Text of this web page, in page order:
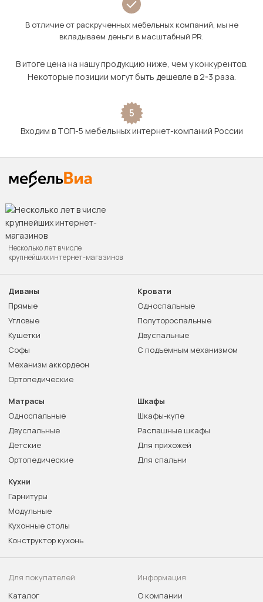
В отличие от раскрученных мебельных компаний, мы не
вкладываем деньги в масштабный PR.
В итоге цена на нашу продукцию ниже, чем у конкурентов.
Некоторые позиции могут быть дешевле в 2-3 раза.
5
Входим в ТОП-5 мебельных интернет-компаний России
Несколько лет в числе
крупнейших интернет-магазинов
Диваны
Прямые
Угловые
Кушетки
Софы
Механизм аккордеон
Ортопедические
Кровати
Односпальные
Полутороспальные
Двуспальные
С подъемным механизмом
Матрасы
Односпальные
Двуспальные
Детские
Ортопедические
Шкафы
Шкафы-купе
Распашные шкафы
Для прихожей
Для спальни
Кухни
Гарнитуры
Модульные
Кухонные столы
Конструктор кухонь
Для покупателей
Каталог
Информация
О компании